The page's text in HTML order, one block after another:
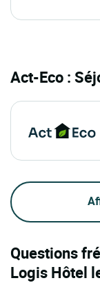
Act-Eco :
Questions
Logis Hôtel